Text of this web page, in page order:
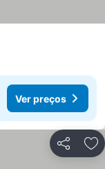
Ver preços
Partilhar